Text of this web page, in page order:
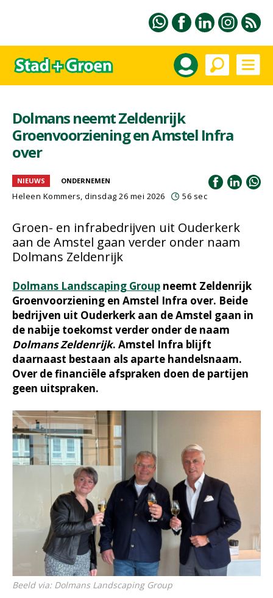
Dolmans neemt Zeldenrijk
Groenvoorziening en Amstel Infra
over
NIEUWS ONDERNEMEN
Heleen Kommers, dinsdag 26 mei 2026 56 sec
Groen- en infrabedrijven uit Ouderkerk
aan de Amstel gaan verder onder naam
Dolmans Zeldenrijk
Dolmans Landscaping Group neemt Zeldenrijk
Groenvoorziening en Amstel Infra over. Beide
bedrijven uit Ouderkerk aan de Amstel gaan in
de nabije toekomst verder onder de naam
Dolmans Zeldenrijk. Amstel Infra blijft
daarnaast bestaan als aparte handelsnaam.
Over de financiële afspraken doen de partijen
geen uitspraken.
Beeld via: Dolmans Landscaping Group